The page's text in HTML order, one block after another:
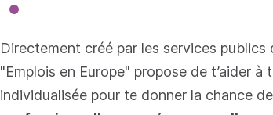
Directement créé par les services publics
"Emplois en Europe" propose de t’aider
individualisée pour te donner la chance